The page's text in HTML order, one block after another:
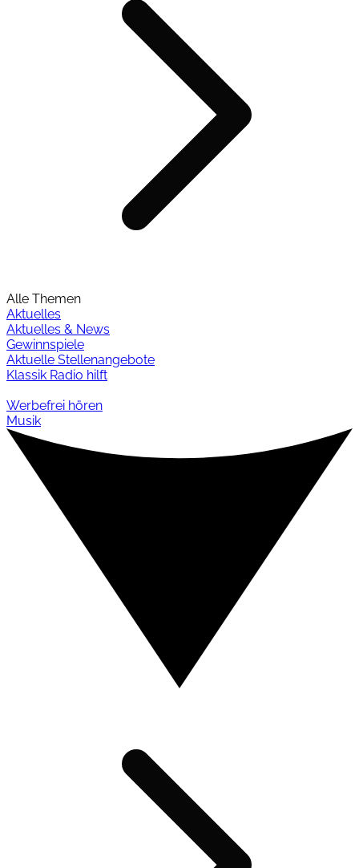
Alle Themen
Aktuelles
Aktuelles & News
Gewinnspiele
Aktuelle Stellenangebote
Klassik Radio hilft
Werbefrei hören
Musik